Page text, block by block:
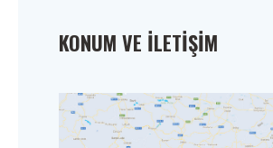
KONUM VE İLETIŞIM